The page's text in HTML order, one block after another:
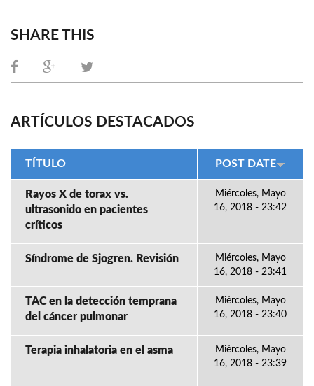
SHARE THIS
ARTÍCULOS DESTACADOS
TÍTULO POST DATE
Rayos X de torax vs.
ultrasonido en pacientes
críticos
Miércoles, Mayo
16, 2018 - 23:42
Síndrome de Sjogren. Revisión
Miércoles, Mayo
16, 2018 - 23:41
TAC en la detección temprana
del cáncer pulmonar
Miércoles, Mayo
16, 2018 - 23:40
Terapia inhalatoria en el asma
Miércoles, Mayo
16, 2018 - 23:39